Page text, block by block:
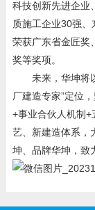
科技创新先进企业
质施工企业30强
荣获广东省金匠奖
奖等奖项。
未来，华坤将
厂建造专家”定位，
+事业合伙人机制+
艺、新建造体系，
坤、品牌华坤，致